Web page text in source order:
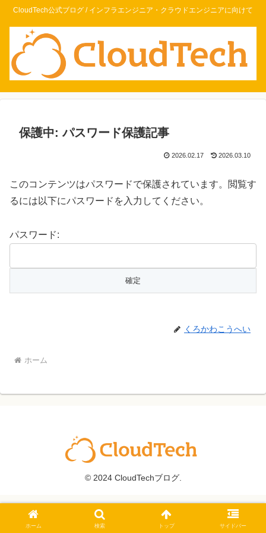
CloudTech公式ブログ / インフラエンジニア・クラウドエンジニアに向けて
保護中: パスワード保護記事
2026.02.17 2026.03.10
このコンテンツはパスワードで保護されています。閲覧す
るには以下にパスワードを入力してください。
パスワード:
くろかわこうへい
ホーム
© 2024 CloudTechブログ.
ホーム 検索 トップ サイドバー